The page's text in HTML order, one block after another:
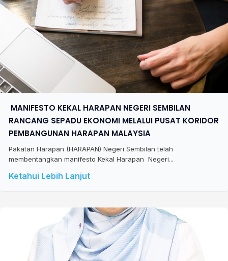
​ MANIFESTO KEKAL HARAPAN NEGERI SEMBILAN
RANCANG SEPADU EKONOMI MELALUI PUSAT KORIDOR
PEMBANGUNAN HARAPAN MALAYSIA
Pakatan Harapan (HARAPAN) Negeri Sembilan telah
membentangkan manifesto Kekal Harapan Negeri...
Ketahui Lebih Lanjut